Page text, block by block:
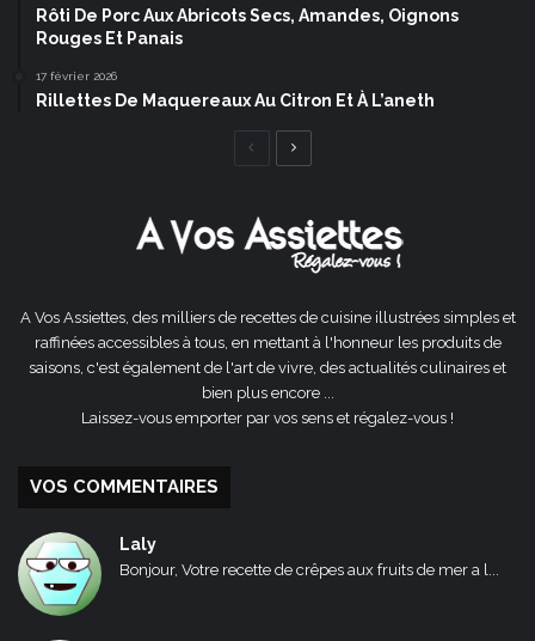
Rôti De Porc Aux Abricots Secs, Amandes, Oignons
Rouges Et Panais
17 février 2026
Rillettes De Maquereaux Au Citron Et À L’aneth
Page
A Vos Assiettes, des milliers de recettes de cuisine illustrées simples et
raffinées accessibles à tous, en mettant à l'honneur les produits de
saisons, c'est également de l'art de vivre, des actualités culinaires et
bien plus encore ...
Laissez-vous emporter par vos sens et régalez-vous !
VOS COMMENTAIRES
Laly
Bonjour, Votre recette de crêpes aux fruits de mer a l...